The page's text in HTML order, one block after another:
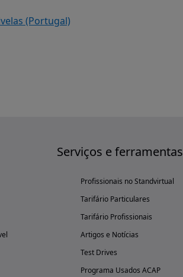
(Portugal)
Serviços e ferramentas
Profissionais no Standvirtual
Tarifário Particulares
Tarifário Profissionais
Artigos e Notícias
Test Drives
Programa Usados ACAP